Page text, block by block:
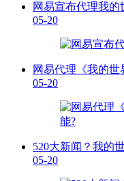
网易宣布代理我
05-20
网易代理《我的世
05-20
520大新闻？我的
05-20